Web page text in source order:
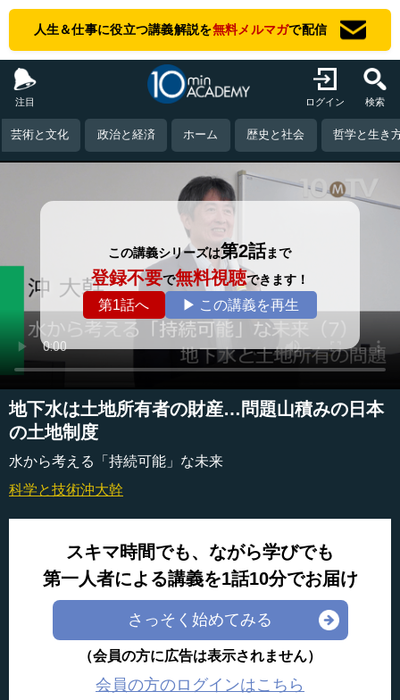
人生＆仕事に役立つ講義解説を無料メルマガで配信
注目 ログイン 検索
芸術と文化 政治と経済 ホーム 歴史と社会 哲学と生き
この講義シリーズは第2話まで
登録不要で無料視聴できます！
第1話へ ▶ この講義を再生
地下水は土地所有者の財産…問題山積みの日本
の土地制度
水から考える「持続可能」な未来
科学と技術沖大幹
スキマ時間でも、ながら学びでも
第一人者による講義を1話10分でお届け
さっそく始めてみる
（会員の方に広告は表示されません）
会員の方のログインはこちら